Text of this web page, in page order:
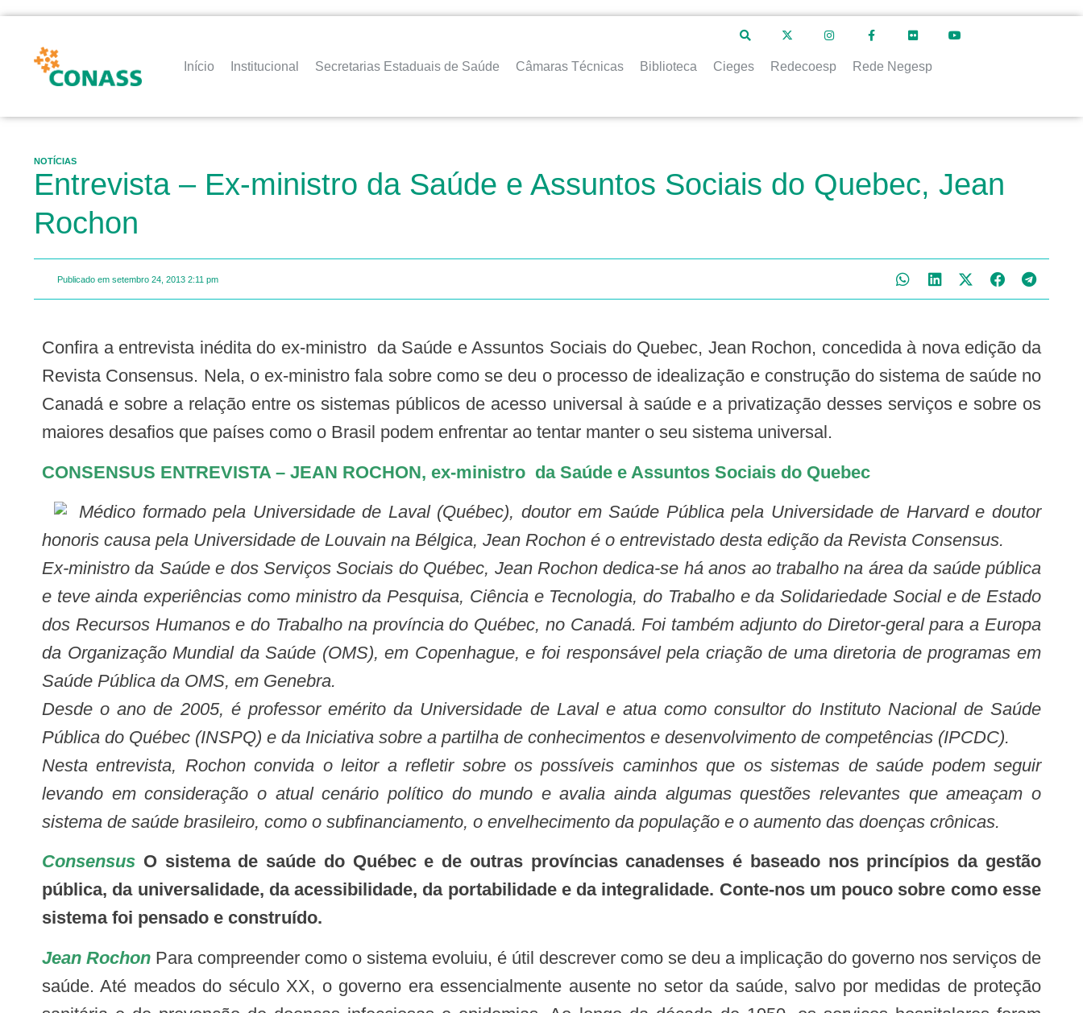
Início Institucional Secretarias Estaduais de Saúde Câmaras Técnicas Biblioteca Cieges Redecoesp Rede Negesp
NOTÍCIAS
Entrevista – Ex-ministro da Saúde e Assuntos Sociais do Quebec, Jean
Rochon
Publicado em setembro 24, 2013 2:11 pm
Confira a entrevista inédita do ex-ministro da Saúde e Assuntos Sociais do Quebec, Jean Rochon, concedida à nova edição da
Revista Consensus. Nela, o ex-ministro fala sobre como se deu o processo de idealização e construção do sistema de saúde no
Canadá e sobre a relação entre os sistemas públicos de acesso universal à saúde e a privatização desses serviços e sobre os
maiores desafios que países como o Brasil podem enfrentar ao tentar manter o seu sistema universal.
CONSENSUS ENTREVISTA – JEAN ROCHON, ex-ministro da Saúde e Assuntos Sociais do Quebec
Médico formado pela Universidade de Laval (Québec), doutor em Saúde Pública pela Universidade de Harvard e doutor
honoris causa pela Universidade de Louvain na Bélgica, Jean Rochon é o entrevistado desta edição da Revista Consensus.
Ex-ministro da Saúde e dos Serviços Sociais do Québec, Jean Rochon dedica-se há anos ao trabalho na área da saúde pública
e teve ainda experiências como ministro da Pesquisa, Ciência e Tecnologia, do Trabalho e da Solidariedade Social e de Estado
dos Recursos Humanos e do Trabalho na província do Québec, no Canadá. Foi também adjunto do Diretor-geral para a Europa
da Organização Mundial da Saúde (OMS), em Copenhague, e foi responsável pela criação de uma diretoria de programas em
Saúde Pública da OMS, em Genebra.
Desde o ano de 2005, é professor emérito da Universidade de Laval e atua como consultor do Instituto Nacional de Saúde
Pública do Québec (INSPQ) e da Iniciativa sobre a partilha de conhecimentos e desenvolvimento de competências (IPCDC).
Nesta entrevista, Rochon convida o leitor a refletir sobre os possíveis caminhos que os sistemas de saúde podem seguir
levando em consideração o atual cenário político do mundo e avalia ainda algumas questões relevantes que ameaçam o
sistema de saúde brasileiro, como o subfinanciamento, o envelhecimento da população e o aumento das doenças crônicas.
Consensus O sistema de saúde do Québec e de outras províncias canadenses é baseado nos princípios da gestão
pública, da universalidade, da acessibilidade, da portabilidade e da integralidade. Conte-nos um pouco sobre como esse
sistema foi pensado e construído.
Jean Rochon Para compreender como o sistema evoluiu, é útil descrever como se deu a implicação do governo nos serviços de
saúde. Até meados do século XX, o governo era essencialmente ausente no setor da saúde, salvo por medidas de proteção